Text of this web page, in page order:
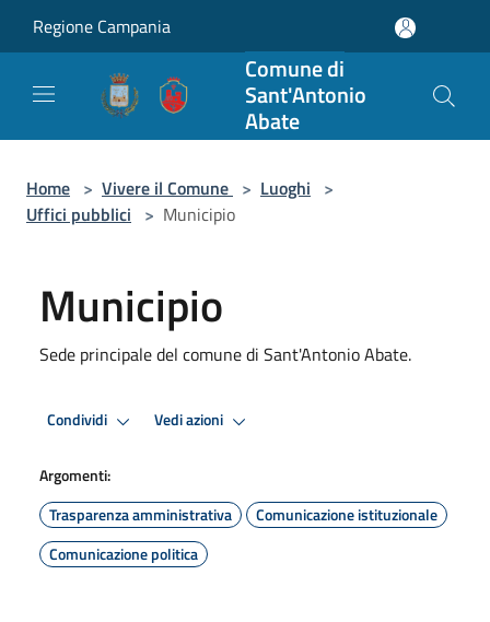
Regione Campania
Comune di
Sant'Antonio
Abate
Home > Vivere il Comune > Luoghi >
Uffici pubblici > Municipio
Municipio
Sede principale del comune di Sant'Antonio Abate.
Condividi Vedi azioni
Argomenti:
Trasparenza amministrativa
Comunicazione istituzionale
Comunicazione politica